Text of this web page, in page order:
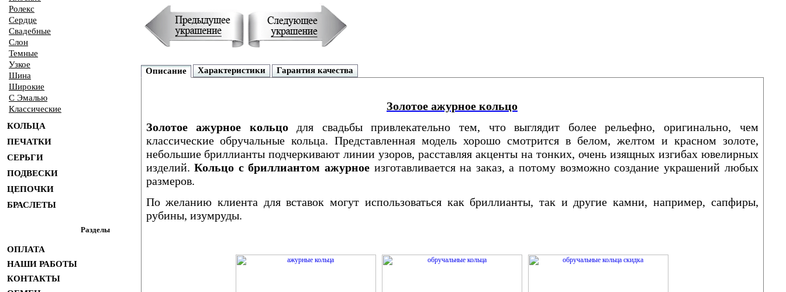
Ролекс
Сердце
Свадебные
Слон
Темные
Узкое
Шина
Широкие
С Эмалью
Классические
КОЛЬЦА
ПЕЧАТКИ
СЕРЬГИ
ПОДВЕСКИ
ЦЕПОЧКИ
БРАСЛЕТЫ
Разделы
ОПЛАТА
НАШИ РАБОТЫ
КОНТАКТЫ
Описание Характеристики Гарантия качества
Золотое ажурное кольцо
Золотое ажурное кольцодля свадьбы привлекательно тем, что выглядит более рельефно, оригинально, чем
классические обручальные кольца. Представленная модель хорошо смотрится в белом, желтом и красном золоте,
небольшие бриллианты подчеркивают линии узоров, расставляя акценты на тонких, очень изящных изгибах ювелирных
изделий.Кольцо с бриллиантом ажурное изготавливается на заказ, а потому возможно создание украшений любых
размеров.
По желанию клиента для вставок могут использоваться как бриллианты, так и другие камни, например, сапфиры,
рубины, изумруды.